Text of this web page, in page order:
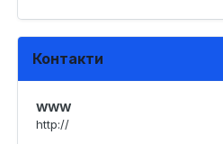
Контакти
WWW
http://